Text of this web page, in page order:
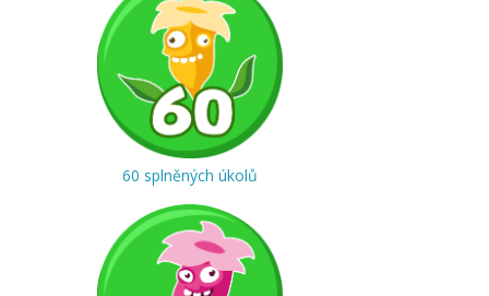
60 splněných úkolů